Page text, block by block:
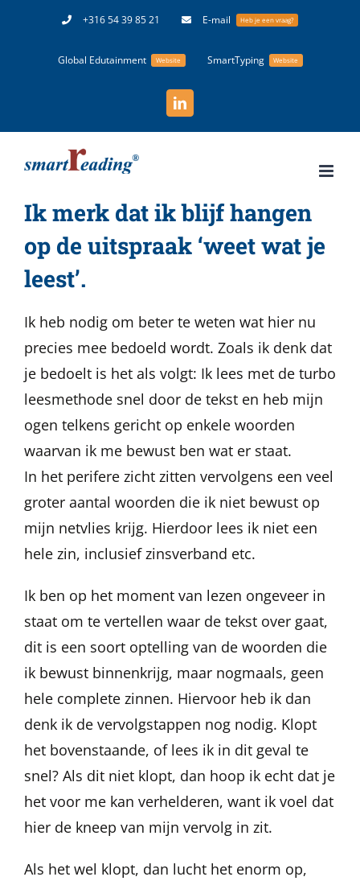
+316 54 39 85 21 E-mail Heb je een vraag?
Global Edutainment Website SmartTyping Website
LinkedIn
Ik merk dat ik blijf hangen
op de uitspraak ‘weet wat je
leest’.
Ik heb nodig om beter te weten wat hier nu
precies mee bedoeld wordt. Zoals ik denk dat
je bedoelt is het als volgt: Ik lees met de turbo
leesmethode snel door de tekst en heb mijn
ogen telkens gericht op enkele woorden
waarvan ik me bewust ben wat er staat.
In het perifere zicht zitten vervolgens een veel
groter aantal woorden die ik niet bewust op
mijn netvlies krijg. Hierdoor lees ik niet een
hele zin, inclusief zinsverband etc.
Ik ben op het moment van lezen ongeveer in
staat om te vertellen waar de tekst over gaat,
dit is een soort optelling van de woorden die
ik bewust binnenkrijg, maar nogmaals, geen
hele complete zinnen. Hiervoor heb ik dan
denk ik de vervolgstappen nog nodig. Klopt
het bovenstaande, of lees ik in dit geval te
snel? Als dit niet klopt, dan hoop ik echt dat je
het voor me kan verhelderen, want ik voel dat
hier de kneep van mijn vervolg in zit.
Als het wel klopt, dan lucht het enorm op,